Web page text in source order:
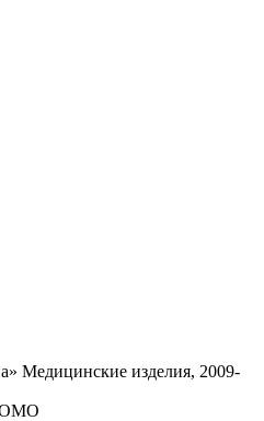
Медицинские изделия, 2009-